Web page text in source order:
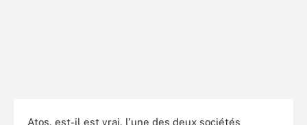
Atos, est-il est vrai, l'une des deux sociétés